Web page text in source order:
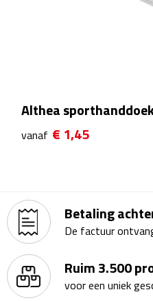
Bureau onderleggers
Bureau ventilatoren
Boekenleggers
Briefopeners
Althea
vanaf € 1,45
Betaling
De factuur
Ruim 3.500
voor een uniek